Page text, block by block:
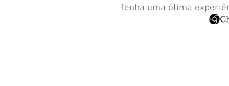
Tenha uma ótima